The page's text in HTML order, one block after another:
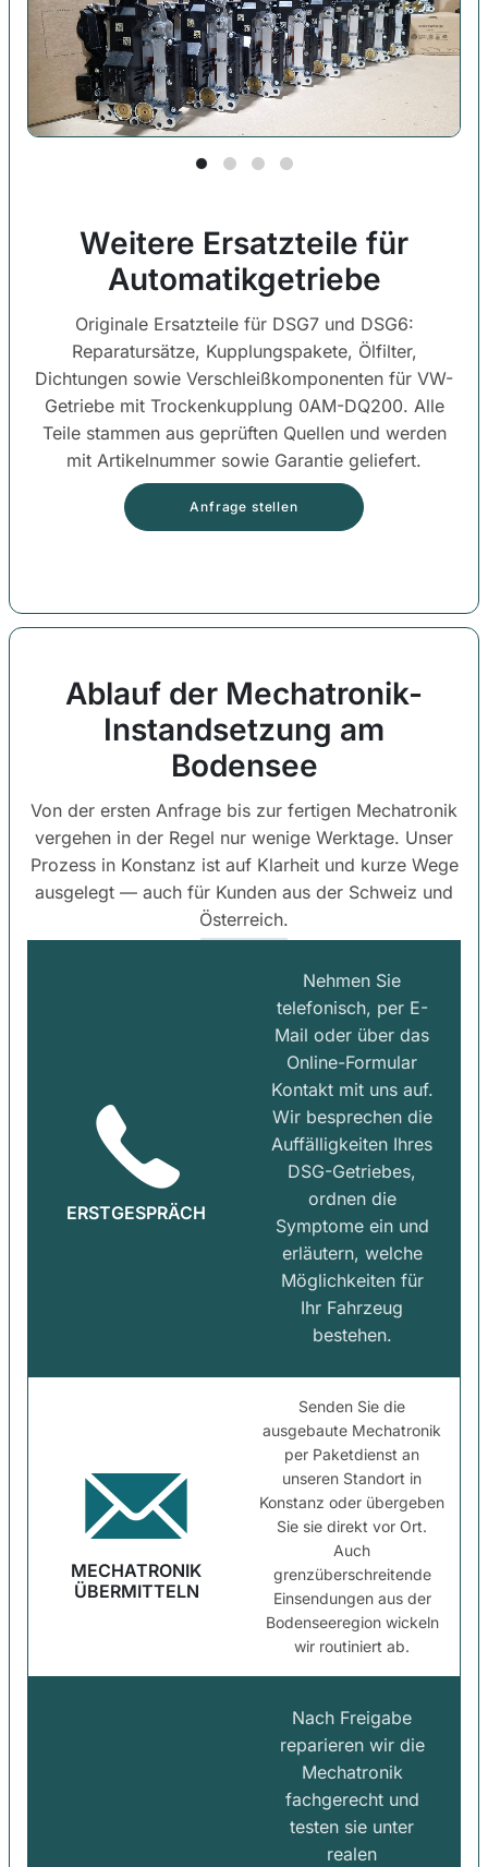
Weitere Ersatzteile für
Automatikgetriebe
Originale Ersatzteile für DSG7 und DSG6:
Reparatursätze, Kupplungspakete, Ölfilter,
Dichtungen sowie Verschleißkomponenten für VW-
Getriebe mit Trockenkupplung 0AM-DQ200. Alle
Teile stammen aus geprüften Quellen und werden
mit Artikelnummer sowie Garantie geliefert.
Anfrage stellen
Ablauf der Mechatronik-
Instandsetzung am
Bodensee
Von der ersten Anfrage bis zur fertigen Mechatronik
vergehen in der Regel nur wenige Werktage. Unser
Prozess in Konstanz ist auf Klarheit und kurze Wege
ausgelegt — auch für Kunden aus der Schweiz und
Österreich.
ERSTGESPRÄCH
Nehmen Sie
telefonisch, per E-
Mail oder über das
Online-Formular
Kontakt mit uns auf.
Wir besprechen die
Auffälligkeiten Ihres
DSG-Getriebes,
ordnen die
Symptome ein und
erläutern, welche
Möglichkeiten für
Ihr Fahrzeug
bestehen.
MECHATRONIK
ÜBERMITTELN
Senden Sie die
ausgebaute Mechatronik
per Paketdienst an
unseren Standort in
Konstanz oder übergeben
Sie sie direkt vor Ort.
Auch
grenzüberschreitende
Einsendungen aus der
Bodenseeregion wickeln
wir routiniert ab.
Nach Freigabe
reparieren wir die
Mechatronik
fachgerecht und
testen sie unter
realen